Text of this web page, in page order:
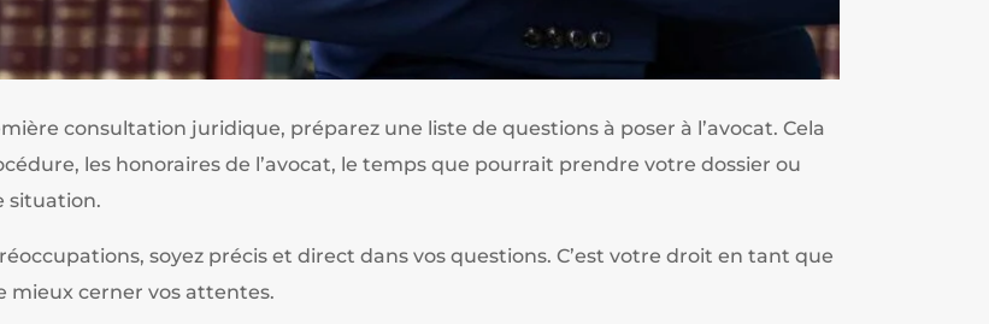
consultation juridique, préparez une liste de questions à poser à l’avocat. Cela
les honoraires de l’avocat, le temps que pourrait prendre votre dossier ou
situation.
soyez précis et direct dans vos questions. C’est votre droit en tant que
mieux cerner vos attentes.